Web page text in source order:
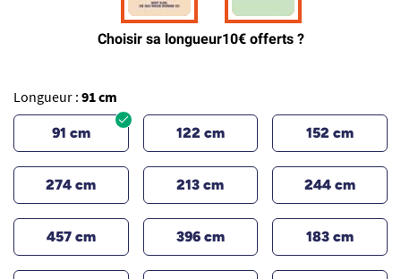
Longueur : 91 cm
91 cm 122 cm 152 cm
274 cm 213 cm 244 cm
457 cm 396 cm 183 cm